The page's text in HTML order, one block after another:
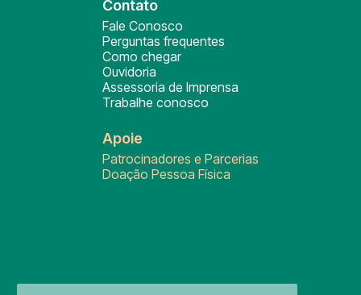
Contato
Fale Conosco
Perguntas frequentes
Como chegar
Ouvidoria
Assessoria de Imprensa
Trabalhe conosco
Apoie
Patrocinadores e Parcerias
Doação Pessoa Física